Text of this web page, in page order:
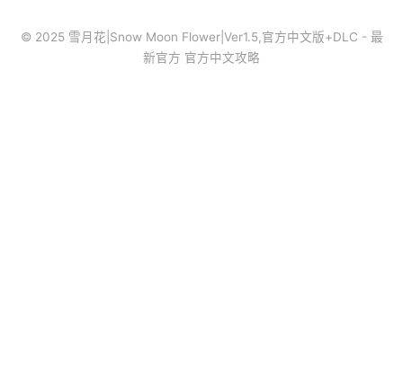
© 2025 雪月花|Snow Moon Flower|Ver1.5,官方中文版+DLC - 最
新官方 官方中文攻略